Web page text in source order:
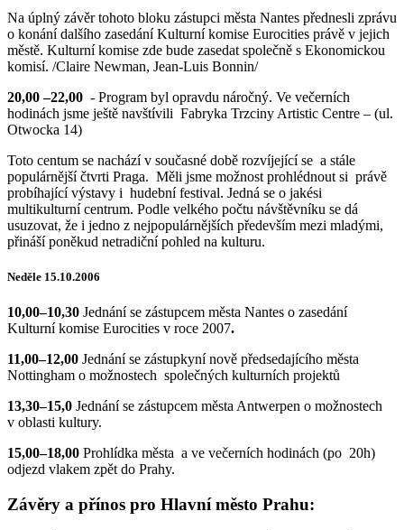
Na úplný závěr tohoto bloku zástupci města Nantes přednesli zprávu
o konání dalšího zasedání Kulturní komise Eurocities právě v jejich
městě. Kulturní komise zde bude zasedat společně s Ekonomickou
komisí. /Claire Newman, Jean-Luis Bonnin/
20,00 –22,00 - Program byl opravdu náročný. Ve večerních
hodinách jsme ještě navštívili Fabryka Trzciny Artistic Centre – (ul.
Otwocka 14)
Toto centum se nachází v současné době rozvíjející se a stále
populárnější čtvrti Praga. Měli jsme možnost prohlédnout si právě
probíhající výstavy i hudební festival. Jedná se o jakési
multikulturní centrum. Podle velkého počtu návštěvníku se dá
usuzovat, že i jedno z nejpopulárnějších především mezi mladými,
přináší poněkud netradiční pohled na kulturu.
Neděle 15.10.2006
10,00–10,30 Jednání se zástupcem města Nantes o zasedání
Kulturní komise Eurocities v roce 2007.
11,00–12,00 Jednání se zástupkyní nově předsedajícího města
Nottingham o možnostech společných kulturních projektů
13,30–15,0 Jednání se zástupcem města Antwerpen o možnostech
v oblasti kultury.
15,00–18,00 Prohlídka města a ve večerních hodinách (po 20h)
odjezd vlakem zpět do Prahy.
Závěry a přínos pro Hlavní město Prahu: